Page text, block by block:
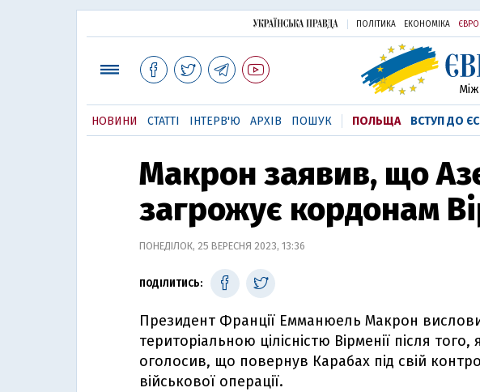
ПОЛІТИКА ЕКОНОМІКА
НОВИНИ СТАТТІ ІНТЕРВ'Ю АРХІВ ПОШУК ПОЛЬЩА ВСТУП ДО ЄС
Макрон заявив, що
загрожує кордонам
ПОНЕДІЛОК, 25 ВЕРЕСНЯ 2023, 13:36
ПОДІЛИТИСЬ:
Президент Франції Емманюель Макрон
територіальною цілісністю Вірменії після
оголосив, що повернув Карабах під свій
військової операції.